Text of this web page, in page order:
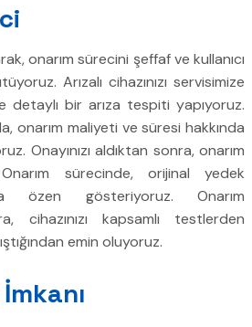
onarım sürecini şeffaf ve kullanıcı
Arızalı cihazınızı servisimize
detaylı bir arıza tespiti yapıyoruz.
onarım maliyeti ve süresi hakkında
Onayınızı aldıktan sonra, onarım
sürecinde, orijinal yedek
özen gösteriyoruz. Onarım
cihazınızı kapsamlı testlerden
emin oluyoruz.